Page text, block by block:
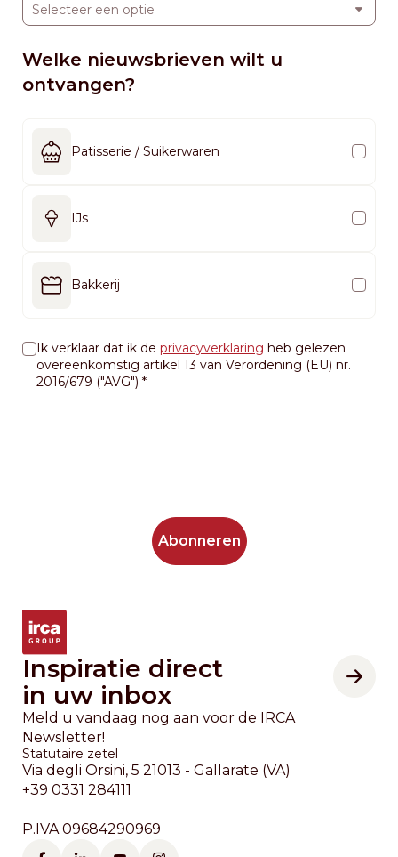
Selecteer een optie
Welke nieuwsbrieven wilt u
ontvangen?
Patisserie / Suikerwaren
IJs
Bakkerij
Ik verklaar dat ik de privacyverklaring heb gelezen
overeenkomstig artikel 13 van Verordening (EU) nr.
2016/679 ("AVG")
Inspiratie direct
in uw inbox
Meld u vandaag nog aan voor de IRCA
Newsletter!
Statutaire zetel
Via degli Orsini, 5 21013 - Gallarate (VA)
+39 0331 284111
P.IVA 09684290969